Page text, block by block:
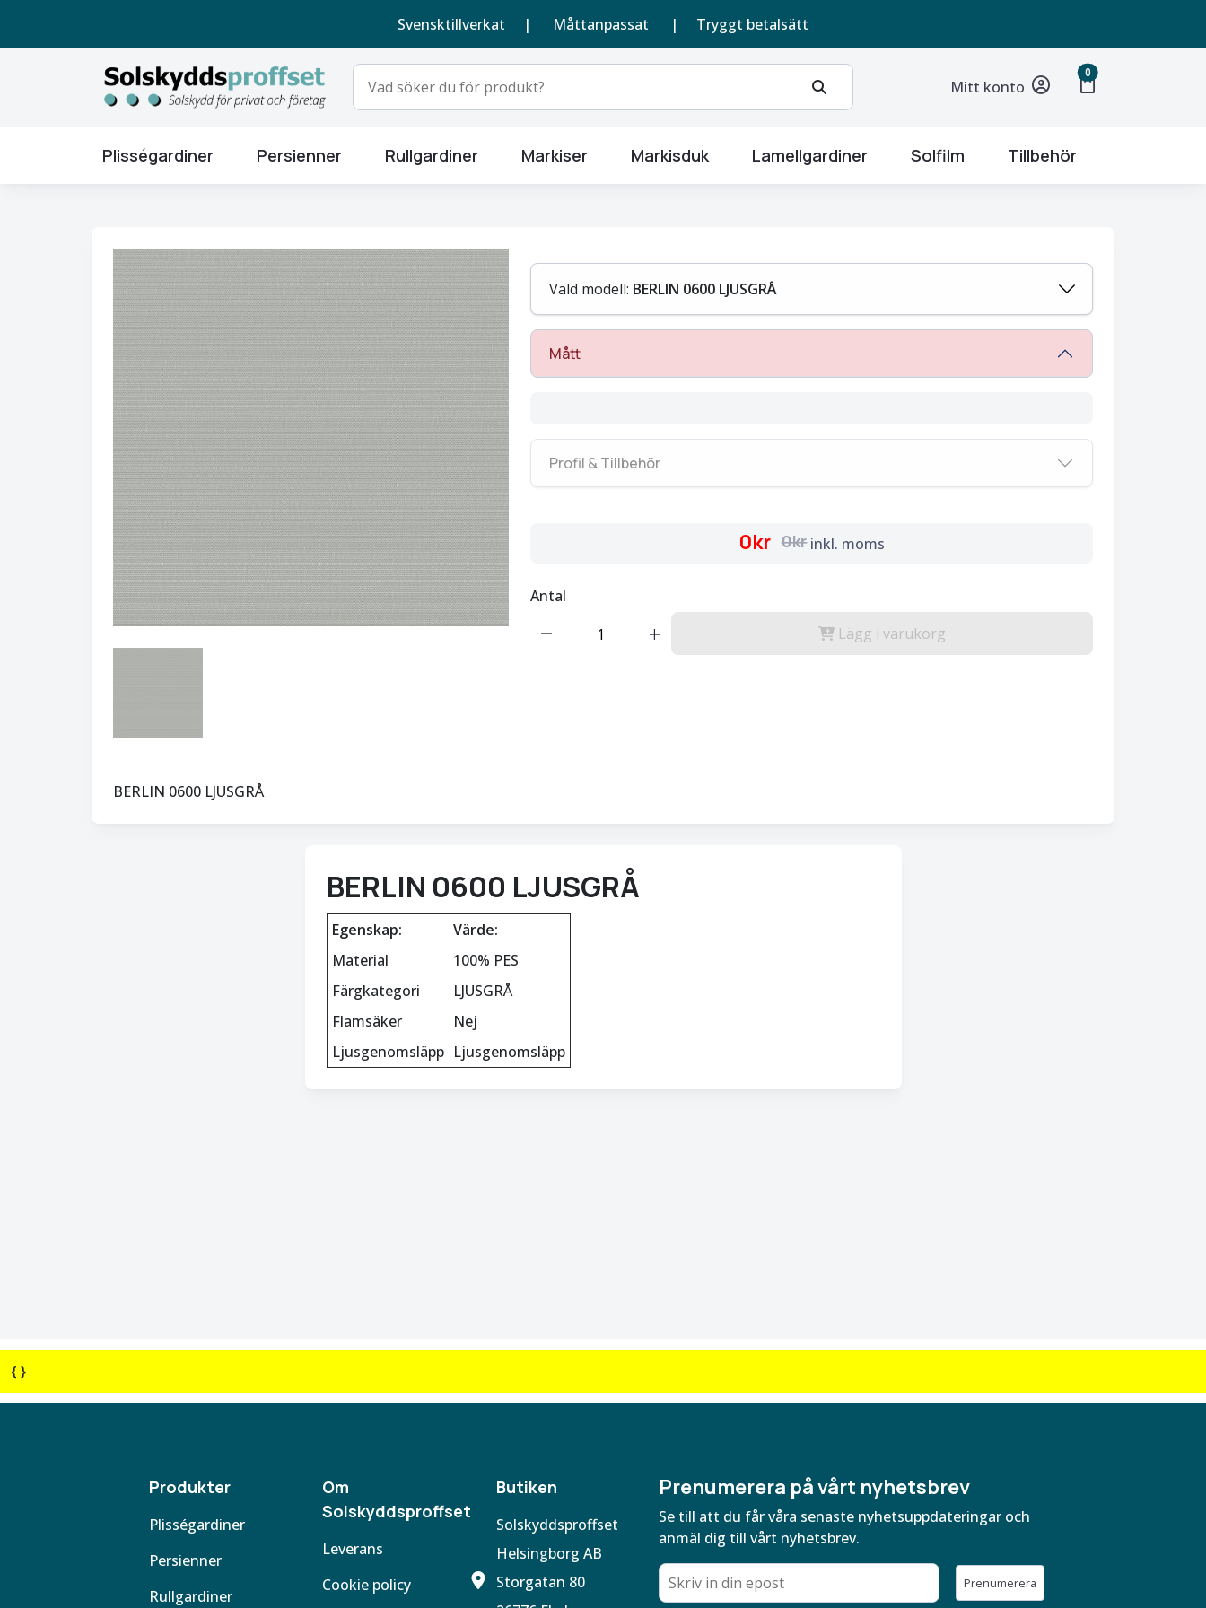
Svensktillverkat | Måttanpassat | Tryggt betalsätt
Mitt konto shopping_bag
0unread messages
Plisségardiner Persienner Rullgardiner Markiser Markisduk Lamellgardiner Solfilm Tillbehör
BERLIN 0600 LJUSGRÅ
Vald modell: BERLIN 0600 LJUSGRÅ
Mått
Profil & Tillbehör
0kr 0kr inkl. moms
Antal
remove add Lägg i varukorg
BERLIN 0600 LJUSGRÅ
Egenskap:
Värde:
Material
100% PES
Färgkategori
LJUSGRÅ
Flamsäker
Nej
Ljusgenomsläpp Ljusgenomsläpp
{ }
Produkter
Plisségardiner
Persienner
Rullgardiner
Om
Solskyddsproffset
Leverans
Cookie policy
Butiken
Solskyddsproffset
Helsingborg AB
Storgatan 80
Prenumerera på vårt nyhetsbrev
Se till att du får våra senaste nyhetsuppdateringar och
anmäl dig till vårt nyhetsbrev.
Prenumerera